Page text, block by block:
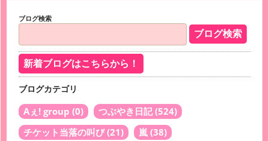
ブログ検索
新着ブログはこちらから！
ブログカテゴリ
Aぇ! group (0) つぶやき日記(524)
チケット当落の叫び(21) 嵐 (38)